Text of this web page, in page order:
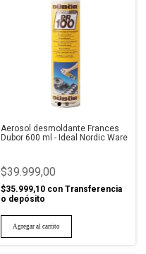
Aerosol desmoldante Frances
Dubor 600 ml - Ideal Nordic Ware
$39.999,00
$35.999,10 con Transferencia
o depósito